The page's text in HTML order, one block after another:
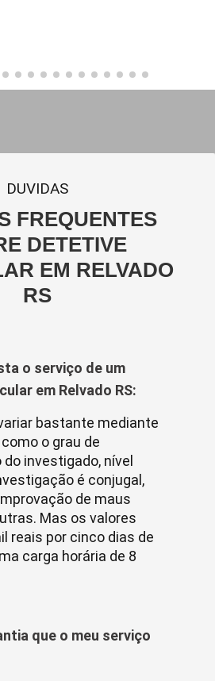
DUVIDAS
FREQUENTES
DETETIVE
EM RELVADO
RS
o serviço de um
em Relvado RS:
bastante mediante
o grau de
investigado, nível
é conjugal,
de maus
Mas os valores
reais por cinco dias de
carga horária de 8
que o meu serviço